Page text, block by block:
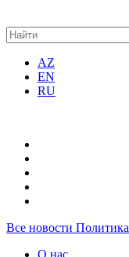
AZ
EN
RU
Все новости Политика
О нас